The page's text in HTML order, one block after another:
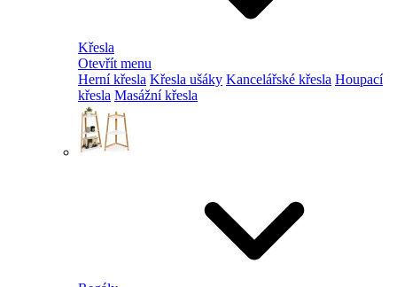
Křesla
Otevřít menu
Herní křesla Křesla ušáky Kancelářské křesla Houpací
křesla Masážní křesla